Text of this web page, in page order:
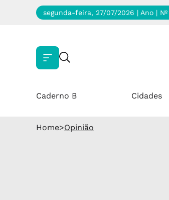
segunda-feira, 27/07/2026 | Ano |
Caderno B Cidades
Home>Opinião